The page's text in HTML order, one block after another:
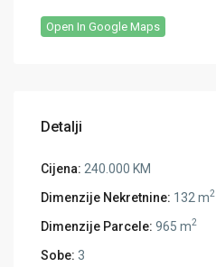
Open In Google Maps
Detalji
Cijena: 240.000 KM
Dimenzije Nekretnine: 132 m2
Dimenzije Parcele: 965 m2
Sobe: 3